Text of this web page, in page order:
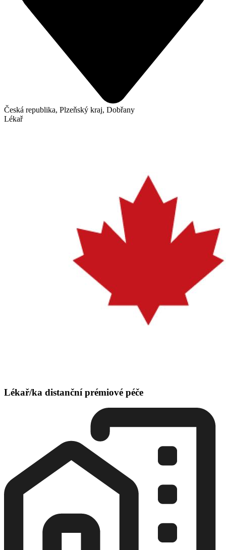
Česká republika, Plzeňský kraj, Dobřany
Lékař
Lékař/ka distanční prémiové péče